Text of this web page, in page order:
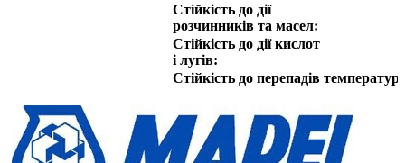
Стійкість до дії
розчинників та масел:
Стійкість до дії кислот
і лугів:
Стійкість до перепадів температур